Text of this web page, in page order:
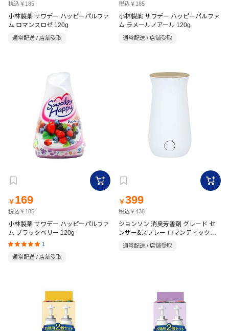
税込￥185
小林製薬 サワデー ハッピーパルファ
ム ロマンスロゼ 120g
通常配送 / 店舗受取
税込￥185
小林製薬 サワデー ハッピーパルファ
ム ラメールノアール 120g
通常配送 / 店舗受取
￥ 169
税込￥185
小林製薬 サワデー ハッピーパルファ
ム ブラックベリー 120g
1
通常配送 / 店舗受取
￥399
税込￥438
ジョンソン 消臭芳香剤 グレード セ
ンサー&スプレー ロマンティックフ
ローラル 本体 18ml
通常配送 / 店舗受取